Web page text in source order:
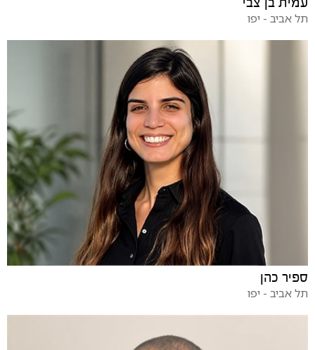
תל אביב - יפו
ספיר כהן
תל אביב - יפו